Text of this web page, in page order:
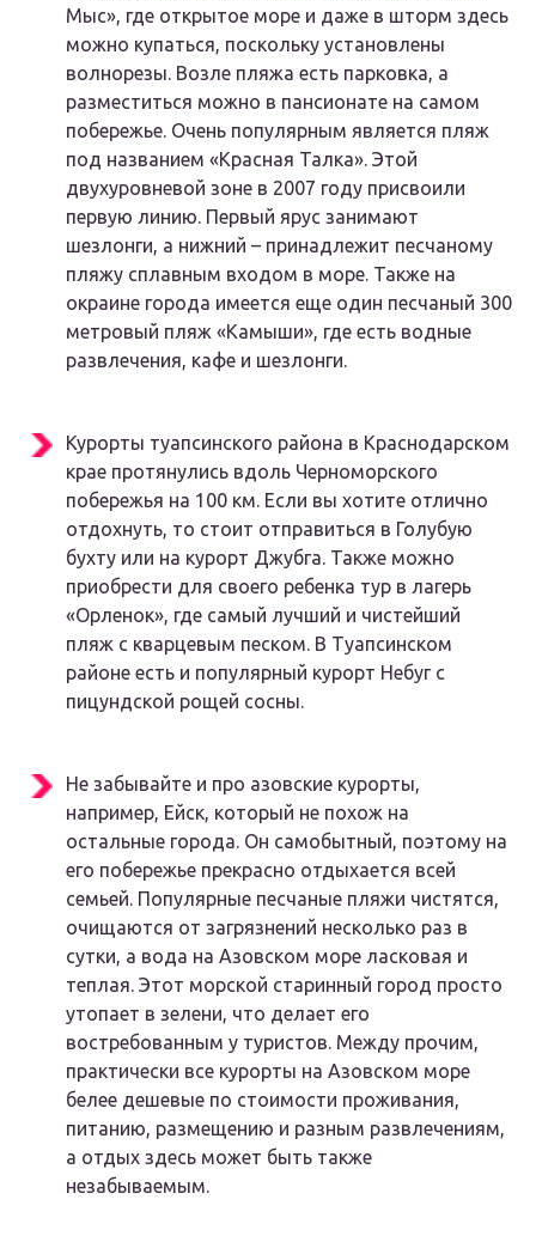
Мыс», где открытое море и даже в шторм здесь
можно купаться, поскольку установлены
волнорезы. Возле пляжа есть парковка, а
разместиться можно в пансионате на самом
побережье. Очень популярным является пляж
под названием «Красная Талка». Этой
двухуровневой зоне в 2007 году присвоили
первую линию. Первый ярус занимают
шезлонги, а нижний – принадлежит песчаному
пляжу сплавным входом в море. Также на
окраине города имеется еще один песчаный 300
метровый пляж «Камыши», где есть водные
развлечения, кафе и шезлонги.
Курорты туапсинского района в Краснодарском
крае протянулись вдоль Черноморского
побережья на 100 км. Если вы хотите отлично
отдохнуть, то стоит отправиться в Голубую
бухту или на курорт Джубга. Также можно
приобрести для своего ребенка тур в лагерь
«Орленок», где самый лучший и чистейший
пляж с кварцевым песком. В Туапсинском
районе есть и популярный курорт Небуг с
пицундской рощей сосны.
Не забывайте и про азовские курорты,
например, Ейск, который не похож на
остальные города. Он самобытный, поэтому на
его побережье прекрасно отдыхается всей
семьей. Популярные песчаные пляжи чистятся,
очищаются от загрязнений несколько раз в
сутки, а вода на Азовском море ласковая и
теплая. Этот морской старинный город просто
утопает в зелени, что делает его
востребованным у туристов. Между прочим,
практически все курорты на Азовском море
белее дешевые по стоимости проживания,
питанию, размещению и разным развлечениям,
а отдых здесь может быть также
незабываемым.